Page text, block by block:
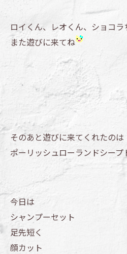
ロイくん、レオくん、ショコラ
また遊びに来てね
そのあと遊びに来てくれたのは
ポーリッシュローランドシー
今日は
シャンプーセット
足先短く
顔カット